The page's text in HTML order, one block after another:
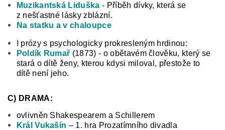
Muzikantská Liduška - Příběh dívky, která se
z nešťastné lásky zblázní.
Na statku a v chaloupce
I prózy s psychologicky prokresleným hrdinou:
Poldík Rumař (1873) - o obětavém člověku, který se
stará o dítě ženy, kterou kdysi miloval, přestože to
dítě není jeho.
C) DRAMA:
ovlivněn Shakespearem a Schillerem
Král Vukašín – 1. hra Prozatímního divadla